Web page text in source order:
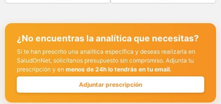
¿No encuentras la analítica que necesitas?
Si te han prescrito una analítica específica y deseas realizarla en
SaludOnNet, solicítanos presupuesto sin compromiso. Adjunta tu
prescripción y en menos de 24h lo tendrás en tu email.
Adjuntar prescripción